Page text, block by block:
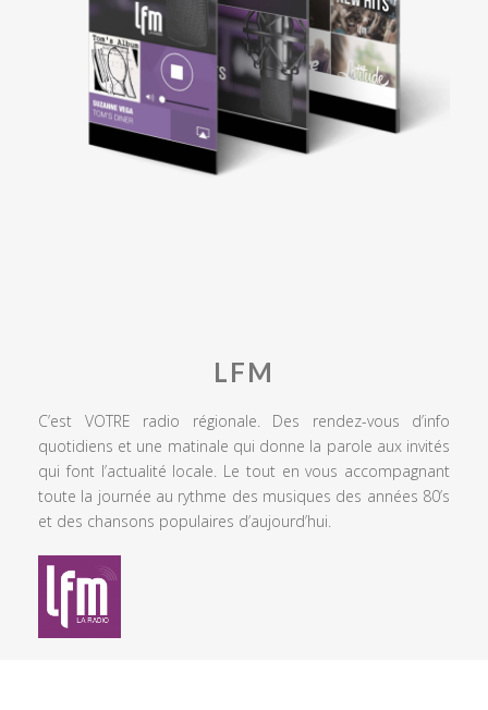
LFM
C’est VOTRE radio régionale. Des rendez-vous d’info
quotidiens et une matinale qui donne la parole aux invités
qui font l’actualité locale. Le tout en vous accompagnant
toute la journée au rythme des musiques des années 80’s
et des chansons populaires d’aujourd’hui.